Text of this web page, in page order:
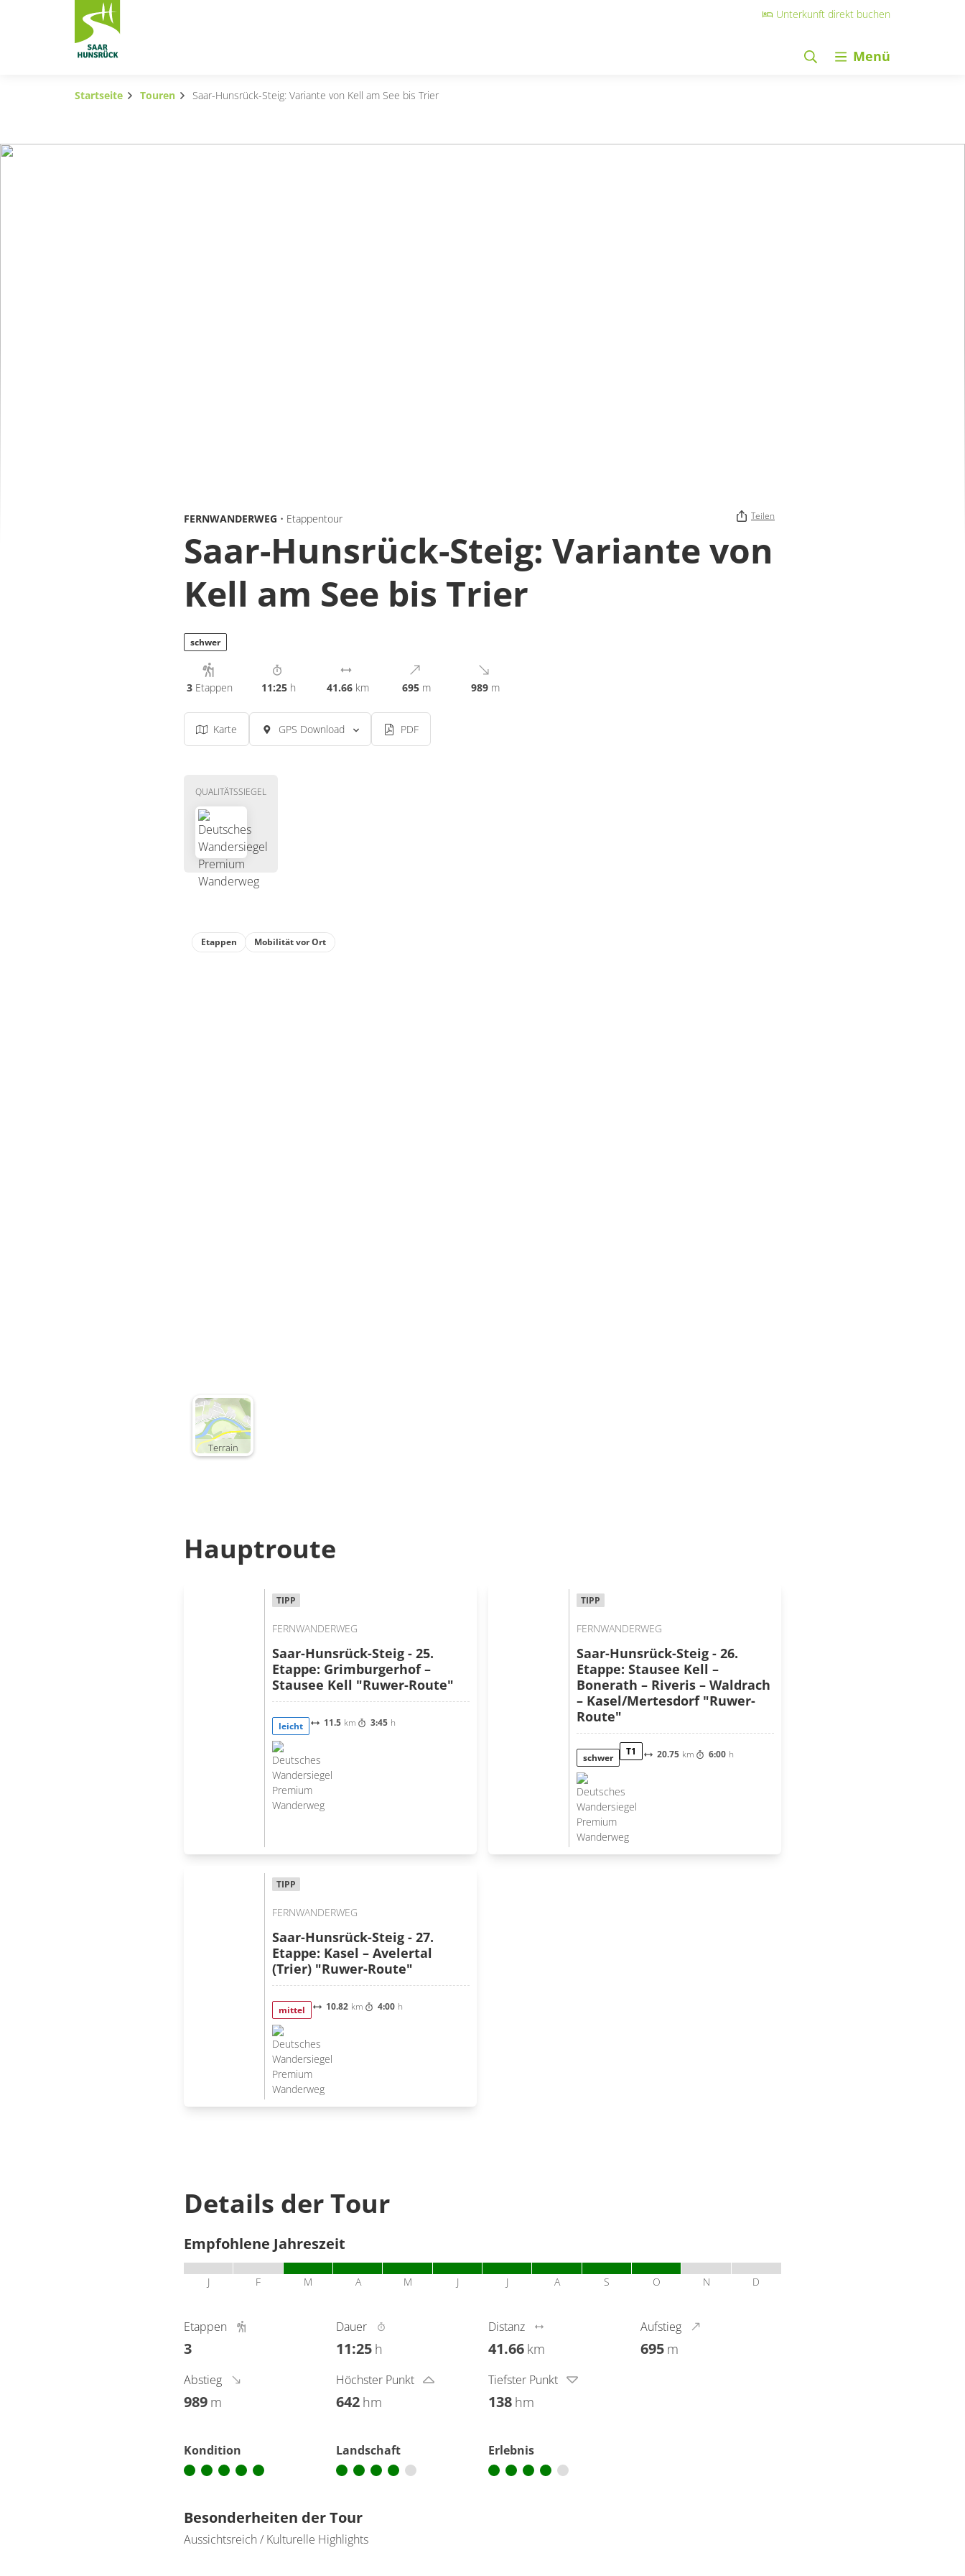
Zum Hauptinhalt springen
Unterkunft direkt buchen
Menü
Subnavigation umschalten
Startseite Touren Saar-Hunsrück-Steig: Variante von Kell am See bis Trier
FERNWANDERWEG • Etappentour Teilen
Saar-Hunsrück-Steig: Variante von
Kell am See bis Trier
schwer
3 Etappen 11:25 h 41.66 km 695 m 989 m
Karte GPS Download PDF
QUALITÄTSSIEGEL
Terrain
Etappen Mobilität vor Ort
Hauptroute
TIPP
FERNWANDERWEG
Saar-Hunsrück-Steig - 25.
Etappe: Grimburgerhof –
Stausee Kell "Ruwer-Route"
leicht 11.5 km 3:45 h
TIPP
FERNWANDERWEG
Saar-Hunsrück-Steig - 26.
Etappe: Stausee Kell –
Bonerath – Riveris – Waldrach
– Kasel/Mertesdorf "Ruwer-
Route"
schwer
T1 20.75 km 6:00 h
TIPP
FERNWANDERWEG
Saar-Hunsrück-Steig - 27.
Etappe: Kasel – Avelertal
(Trier) "Ruwer-Route"
mittel 10.82 km 4:00 h
Details der Tour
Empfohlene Jahreszeit
J F M A M J J A S O N D
Etappen
3
Dauer
11:25 h
Distanz
41.66 km
Aufstieg
695 m
Abstieg
989 m
Höchster Punkt
642 hm
Tiefster Punkt
138 hm
Kondition Landschaft Erlebnis
Besonderheiten der Tour
Aussichtsreich / Kulturelle Highlights